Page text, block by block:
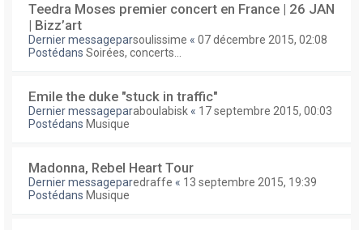
Teedra Moses premier concert en France | 26 JAN
| Bizz’art
Dernier messageparsoulissime « 07 décembre 2015, 02:08
Postédans Soirées, concerts...
Emile the duke "stuck in traffic"
Dernier messageparaboulabisk « 17 septembre 2015, 00:03
Postédans Musique
Madonna, Rebel Heart Tour
Dernier messageparedraffe « 13 septembre 2015, 19:39
Postédans Musique